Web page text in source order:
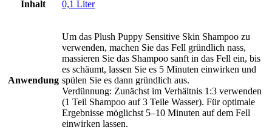
Inhalt 0,1 Liter
Anwendung
Um das Plush Puppy Sensitive Skin Shampoo zu
verwenden, machen Sie das Fell gründlich nass,
massieren Sie das Shampoo sanft in das Fell ein, bis
es schäumt, lassen Sie es 5 Minuten einwirken und
spülen Sie es dann gründlich aus.
Verdünnung: Zunächst im Verhältnis 1:3 verwenden
(1 Teil Shampoo auf 3 Teile Wasser). Für optimale
Ergebnisse möglichst 5–10 Minuten auf dem Fell
einwirken lassen.